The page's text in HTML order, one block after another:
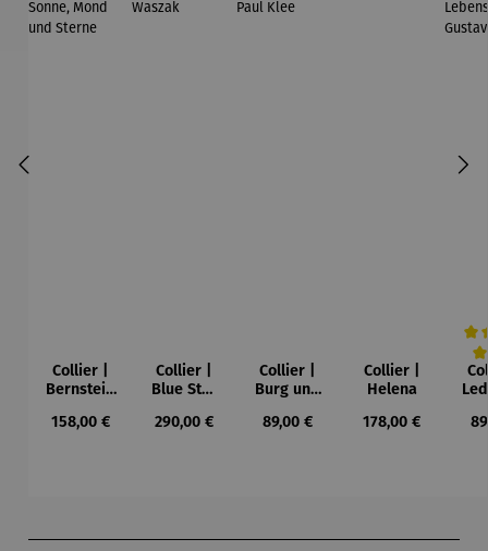
Collier |
Bernstein
Mond und
Regulärer Preis:
158,00 €
Collier |
Blue Star
Waszak
Regulärer Preis:
290,00 €
Collier |
Burg und
Paul Klee
Regulärer Preis:
89,00 €
Collier |
Helena
Regulärer Preis:
178,00 €